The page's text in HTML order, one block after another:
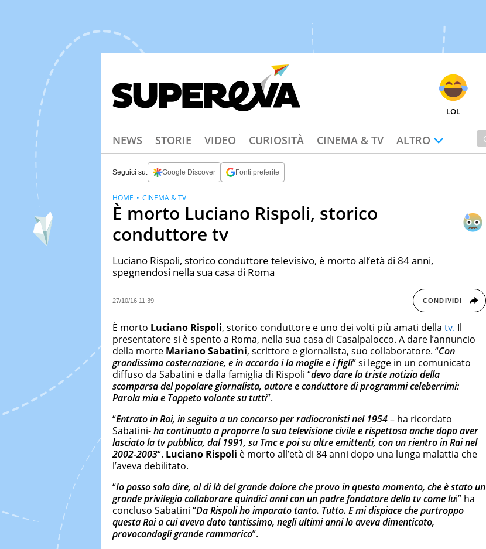
LOL
NEWS STORIE VIDEO CURIOSITÀ CINEMA & TV ALTRO
Seguici su: Google Discover Fonti preferite
È morto Luciano Rispoli, storico
conduttore tv
Luciano Rispoli, storico conduttore televisivo, è morto all’età di 84 anni,
spegnendosi nella sua casa di Roma
27/10/16 11:39 CONDIVIDI
HOME CINEMA & TV
È morto Luciano Rispoli, storico conduttore e uno dei volti più amati della tv. Il
presentatore si è spento a Roma, nella sua casa di Casalpalocco. A dare l’annuncio
della morte Mariano Sabatini, scrittore e giornalista, suo collaboratore. “Con
grandissima costernazione, e in accordo i la moglie e i figli” si legge in un comunicato
diffuso da Sabatini e dalla famiglia di Rispoli “devo dare la triste notizia della
scomparsa del popolare giornalista, autore e conduttore di programmi celeberrimi:
Parola mia e Tappeto volante su tutti”.
“Entrato in Rai, in seguito a un concorso per radiocronisti nel 1954– ha ricordato
Sabatini-ha continuato a proporre la sua televisione civile e rispettosa anche dopo aver
lasciato la tv pubblica, dal 1991, su Tmc e poi su altre emittenti, con un rientro in Rai nel
2002-2003“. Luciano Rispoli è morto all’età di 84 anni dopo una lunga malattia che
l’aveva debilitato.
“Io posso solo dire, al di là del grande dolore che provo in questo momento, che è stato un
grande privilegio collaborare quindici anni con un padre fondatore della tv come lui” ha
concluso Sabatini “Da Rispoli ho imparato tanto. Tutto. E mi dispiace che purtroppo
questa Rai a cui aveva dato tantissimo, negli ultimi anni lo aveva dimenticato,
provocandogli grande rammarico”.